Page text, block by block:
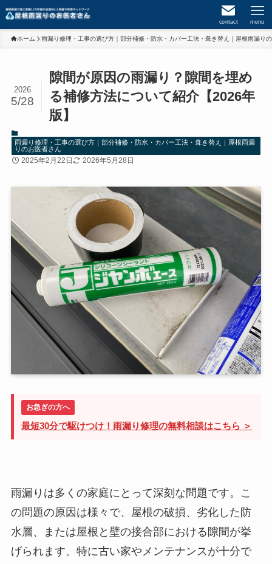
contact menu
ホーム 雨漏り修理・工事の選び方｜部分補修・防水・カバー工法・葺き替え｜屋根雨漏り
隙間が原因の雨漏り？隙間を埋め
る補修方法について紹介【2026年
版】
2026
5/28
雨漏り修理・工事の選び方｜部分補修・防水・カバー工法・葺き替え｜屋根雨漏
りのお医者さん
2025年2月22日 2026年5月28日
お急ぎの方へ
最短30分で駆けつけ！雨漏り修理の無料相談はこちら ＞
雨漏りは多くの家庭にとって深刻な問題です。こ
の問題の原因は様々で、屋根の破損、劣化した防
水層、または屋根と壁の接合部における隙間が挙
げられます。特に古い家やメンテナンスが十分で